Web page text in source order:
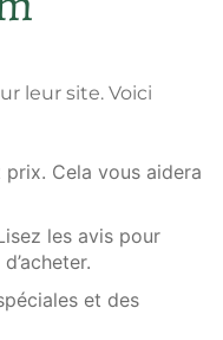
leur site. Voici
Cela vous aidera
les avis pour
et des